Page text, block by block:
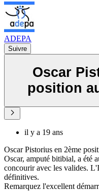
ADEPA
Suivre
Oscar
position
il y a 19 ans
Oscar Pistorius en 2ème
Oscar, amputé bitibial, a été
concourir avec les valides.
définitives.
Remarquez l'excellent